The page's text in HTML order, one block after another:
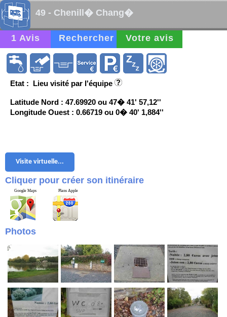
49 - Chenill� Chang�
1 Avis Rechercher Votre avis
Etat : Lieu visité par l'équipe
Latitude Nord : 47.69920 ou 47� 41' 57,12''
Longitude Ouest : 0.66719 ou 0� 40' 1,884''
Visite virtuelle...
Cliquer pour créer son itinéraire
Google Maps Plans Apple
Photos